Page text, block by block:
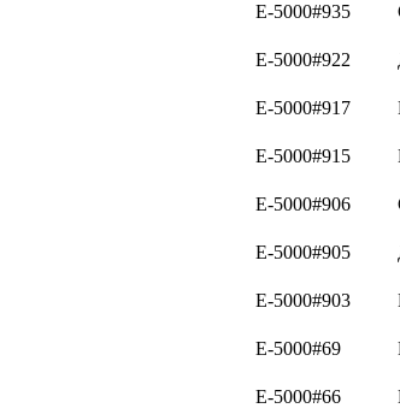
E-5000#935
E-5000#922
E-5000#917
E-5000#915
E-5000#906
E-5000#905
E-5000#903
E-5000#69
E-5000#66